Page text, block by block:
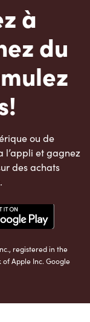
à
du
ou de
l’appli et gagnez
des achats
registered in the
of Apple Inc. Google